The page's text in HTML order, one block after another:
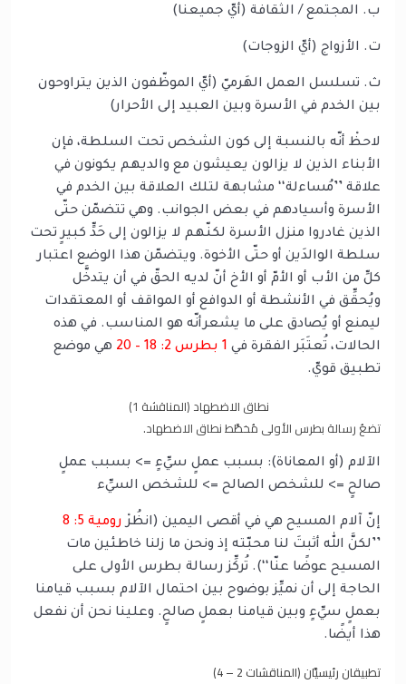
ب‌. المجتمع / الثقافة (أيّ جميعنا)
ت‌. الأزواج (أيّ الزوجات)
ث‌. تسلسل العمل الهَرميّ (أيّ الموظّفون الذين يتراوحون
بين الخدم في الأسرة وبين العبيد إلى الأحرار)
لاحظْ أنّه بالنسبة إلى كون الشخص تحت السلطة، فإن
الأبناء الذين لا يزالون يعيشون مع والديهم يكونون في
علاقة ’’مُساءلة‘‘ مشابهة لتلك العلاقة بين الخدم في
الأسرة وأسيادهم في بعض الجوانب. وهي تتضمّن حتّى
الذين غادروا منزل الأسرة لكنّهم لا يزالون إلى حَدٍّ كبيرٍ تحت
سلطة الوالدَين أو حتّى الأخوة. ويتضمّن هذا الوضع اعتبار
كلِّ من الأب أو الأمّ أو الأخ أنّ لديه الحقّ في أن يتدخَّل
ويُحقِّق في الأنشطة أو الدوافع أو المواقف أو المعتقدات
ليمنع أو يُصادق على ما يشعرأنّه هو المناسب. في هذه
الحالات، تُعتَبَر الفقرة في 1 بطرس 2: 18 – 20
هي موضع
تطبيق قويّ.
نطاق الاضطهاد (المناقشة 1)
تضعُ رسالة بطرس الأولى مُخطَّط نطاق الاضطهاد.
الآلام (أو المعاناة): بسبب عملٍ سيِّءٍ => بسبب عملٍ
صالحٍ => للشخص الصالح => للشخص السيِّء
إنّ آلام المسيح هي في أقصى اليمين (انظُرْ رومية 5: 8
’’لكنَّ الله أثبتَ لنا محبّته إذ ونحن ما زلنا خاطئين مات
المسيح عوضًا عنّا‘‘). تُركِّز رسالة بطرس الأولى على
الحاجة إلى أن نميِّز بوضوح بين احتمال الآلام بسبب قيامنا
بعملٍ سيِّءٍ وبين قيامنا بعملٍ صالحٍ. وعلينا نحن أن نفعل
هذا أيضًا.
تطبيقان رئيسيَّان (المناقشات 2 – 4)